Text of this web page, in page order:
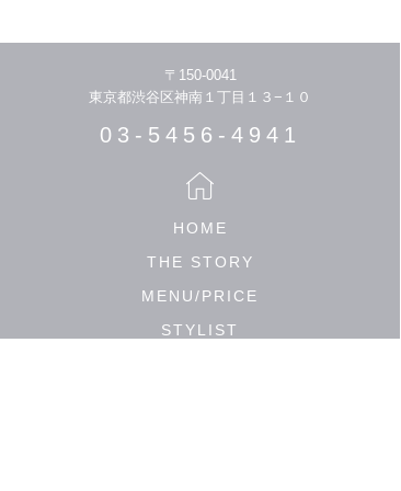
〒150-0041
東京都渋谷区神南１丁目１３−１０
03-5456-4941
HOME
THE STORY
MENU/PRICE
STYLIST